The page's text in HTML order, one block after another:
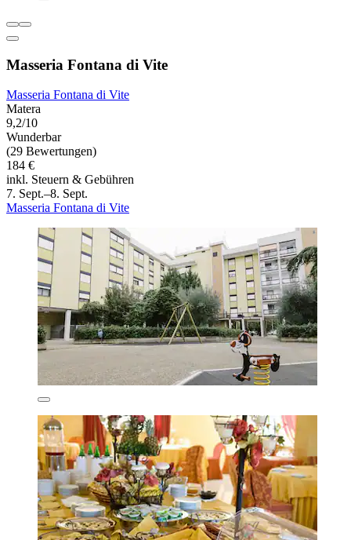
Masseria Fontana di Vite
Masseria Fontana di Vite
Matera
9,2/10
Wunderbar
(29 Bewertungen)
184 €
inkl. Steuern & Gebühren
7. Sept.–8. Sept.
Masseria Fontana di Vite